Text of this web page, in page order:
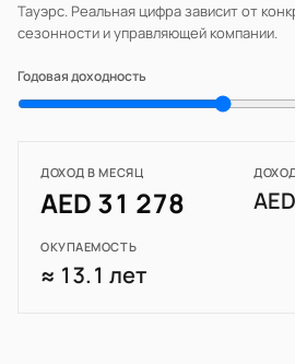
Тауэрс. Реальная цифра зависит от
сезонности и управляющей компании.
Годовая доходность
ДОХОД В МЕСЯЦ
AED 31 278
ОКУПАЕМОСТЬ
≈ 13.1 лет